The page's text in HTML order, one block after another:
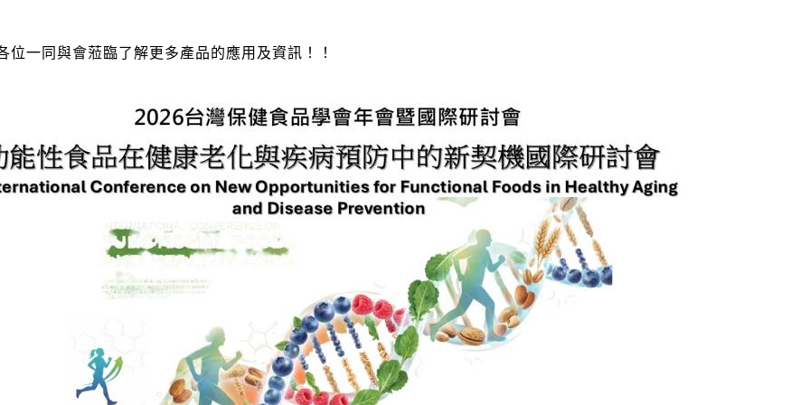
位一同與會蒞臨了解更多產品的應用及資訊！！